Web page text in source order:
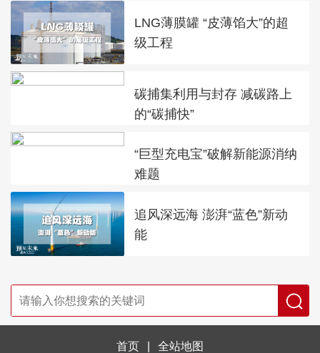
LNG薄膜罐 “皮薄馅大”的超
级工程
碳捕集利用与封存 减碳路上
的“碳捕快”
“巨型充电宝”破解新能源消纳
难题
追风深远海 澎湃“蓝色”新动
能
首页 全站地图